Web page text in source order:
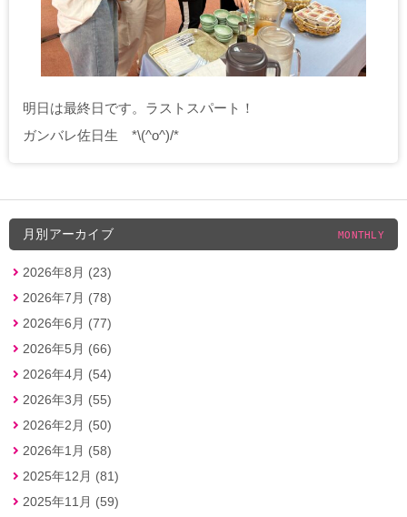
明日は最終日です。ラストスパート！
ガンバレ佐日生 *\(^o^)/*
月別アーカイブ MONTHLY
2026年8月 (23)
2026年7月 (78)
2026年6月 (77)
2026年5月 (66)
2026年4月 (54)
2026年3月 (55)
2026年2月 (50)
2026年1月 (58)
2025年12月 (81)
2025年11月 (59)